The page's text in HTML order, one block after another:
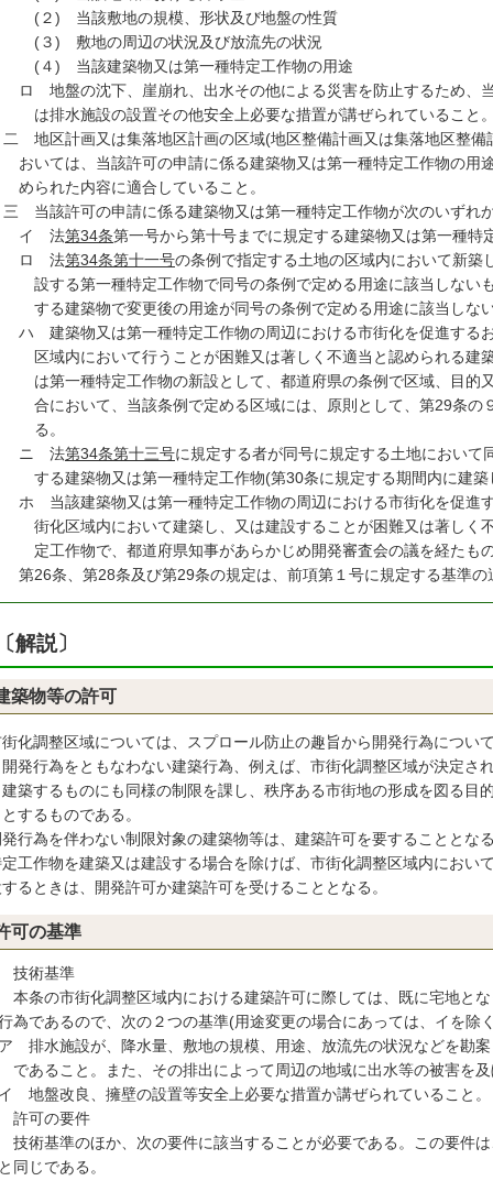
(２) 当該敷地の規模、形状及び地盤の性質
(３) 敷地の周辺の状況及び放流先の状況
(４) 当該建築物又は第一種特定工作物の用途
ロ
地盤の沈下、崖崩れ、出水その他による災害を防止するため、
は排水施設の設置その他安全上必要な措置が講ぜられていること
二 地区計画又は集落地区計画の区域(地区整備計画又は集落地区整
おいては、当該許可の申請に係る建築物又は第一種特定工作物の用
められた内容に適合していること。
三 当該許可の申請に係る建築物又は第一種特定工作物が次のいずれ
イ
法第34条第一号から第十号までに規定する建築物又は第一種特
ロ
法第34条第十一号の条例で指定する土地の区域内において新築
設する第一種特定工作物で同号の条例で定める用途に該当しない
する建築物で変更後の用途が同号の条例で定める用途に該当しな
ハ 建築物又は第一種特定工作物の周辺における市街化を促進する
区域内において行うことが困難又は著しく不適当と認められる建
は第一種特定工作物の新設として、都道府県の条例で区域、目的
合において、当該条例で定める区域には、原則として、第29条の
る。
ニ 法第34条第十三号に規定する者が同号に規定する土地において
する建築物又は第一種特定工作物(第30条に規定する期間内に建
ホ 当該建築物又は第一種特定工作物の周辺における市街化を促進
街化区域内において建築し、又は建設することが困難又は著しく
定工作物で、都道府県知事があらかじめ開発審査会の議を経たも
第26条、第28条及び第29条の規定は、前項第１号に規定する基準の
解説〕
築物等の許可
化調整区域については、スプロール防止の趣旨から開発行為につい
発行為をともなわない建築行為、例えば、市街化調整区域が決定さ
築するものにも同様の制限を課し、秩序ある市街地の形成を図る目
するものである。
為を伴わない制限対象の建築物等は、建築許可を要することとな
工作物を建築又は建設する場合を除けば、市街化調整区域内におい
るときは、開発許可か建築許可を受けることとなる。
可の基準
術基準
条の市街化調整区域内における建築許可に際しては、既に宅地と
為であるので、次の２つの基準(用途変更の場合にあっては、イを除
排水施設が、降水量、敷地の規模、用途、放流先の状況などを勘
であること。また、その排出によって周辺の地域に出水等の被害を
地盤改良、擁壁の設置等安全上必要な措置か講ぜられていること。
可の要件
術基準のほか、次の要件に該当することが必要である。この要件
同じである。